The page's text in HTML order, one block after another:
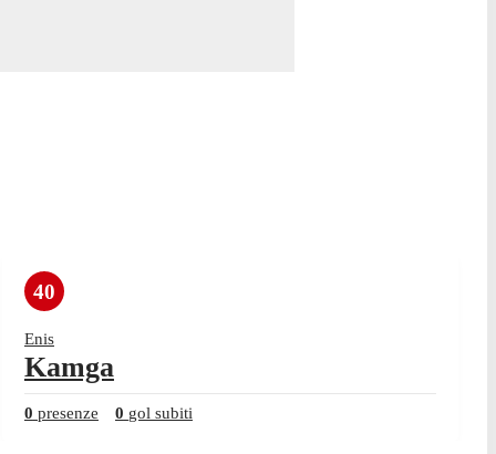
40
Enis
Kamga
0 presenze 0 gol subiti